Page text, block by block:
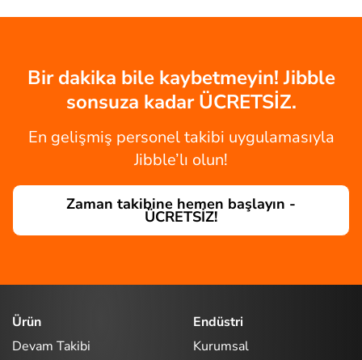
Bir dakika bile kaybetmeyin! Jibble
sonsuza kadar ÜCRETSİZ.
En gelişmiş personel takibi uygulamasıyla
Jibble’lı olun!
Zaman takibine hemen başlayın -
ÜCRETSİZ!
Ürün
Devam Takibi
Endüstri
Kurumsal